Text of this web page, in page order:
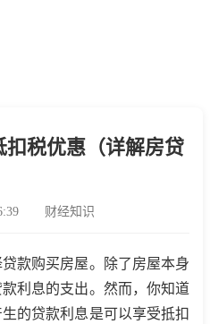
税优惠（详解房贷
财经知识
款购买房屋。除了房屋本身
利息的支出。然而，你知道
的贷款利息是可以享受抵扣